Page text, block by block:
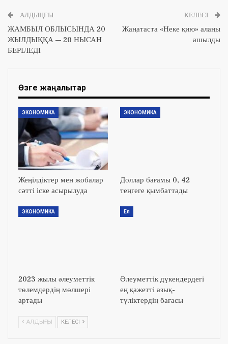
АЛДЫҢҒЫ
ЖАМБЫЛ ОБЛЫСЫНДА 20
ЖЫЛДЫҚҚА — 20 НЫСАН
БЕРІЛЕДІ
КЕЛЕСІ
Жаңатаста «Неке қию» алаңы
ашылды
Өзге жаңалықтар
ЭКОНОМИКА
Жеңілдіктер мен жобалар
сәтті іске асырылуда
ЭКОНОМИКА
Доллар бағамы 0, 42
теңгеге қымбаттады
ЭКОНОМИКА
2023 жылы әлеуметтік
төлемдердің мөлшері
артады
Ел
Әлеуметтік дүкендердегі
ең қажетті азық-
түліктердің бағасы
АЛДЫҢҒЫ КЕЛЕСІ